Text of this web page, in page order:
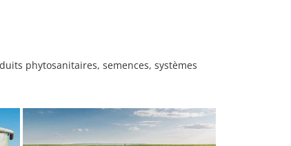
phytosanitaires, semences, systèmes